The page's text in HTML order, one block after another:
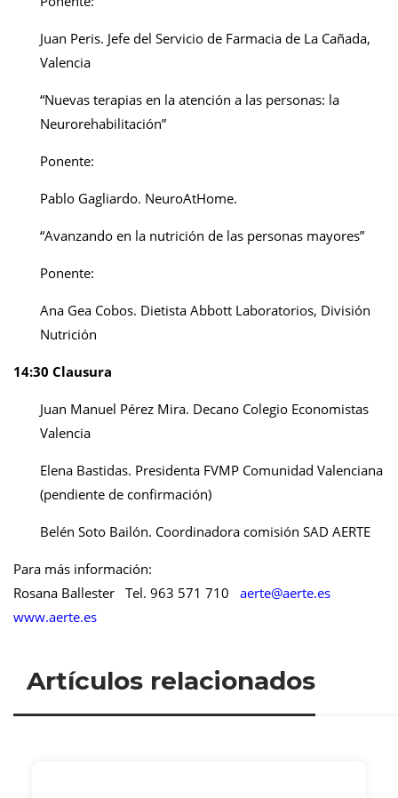
Juan Peris. Jefe del Servicio de Farmacia de La Cañada,
Valencia
“Nuevas terapias en la atención a las personas: la
Neurorehabilitación”
Ponente:
Pablo Gagliardo. NeuroAtHome.
“Avanzando en la nutrición de las personas mayores”
Ponente:
Ana Gea Cobos. Dietista Abbott Laboratorios, División
Nutrición
14:30 Clausura
Juan Manuel Pérez Mira. Decano Colegio Economistas
Valencia
Elena Bastidas. Presidenta FVMP Comunidad Valenciana
(pendiente de confirmación)
Belén Soto Bailón. Coordinadora comisión SAD AERTE
Para más información:
Rosana Ballester Tel. 963 571 710 aerte@aerte.es
www.aerte.es
Artículos relacionados